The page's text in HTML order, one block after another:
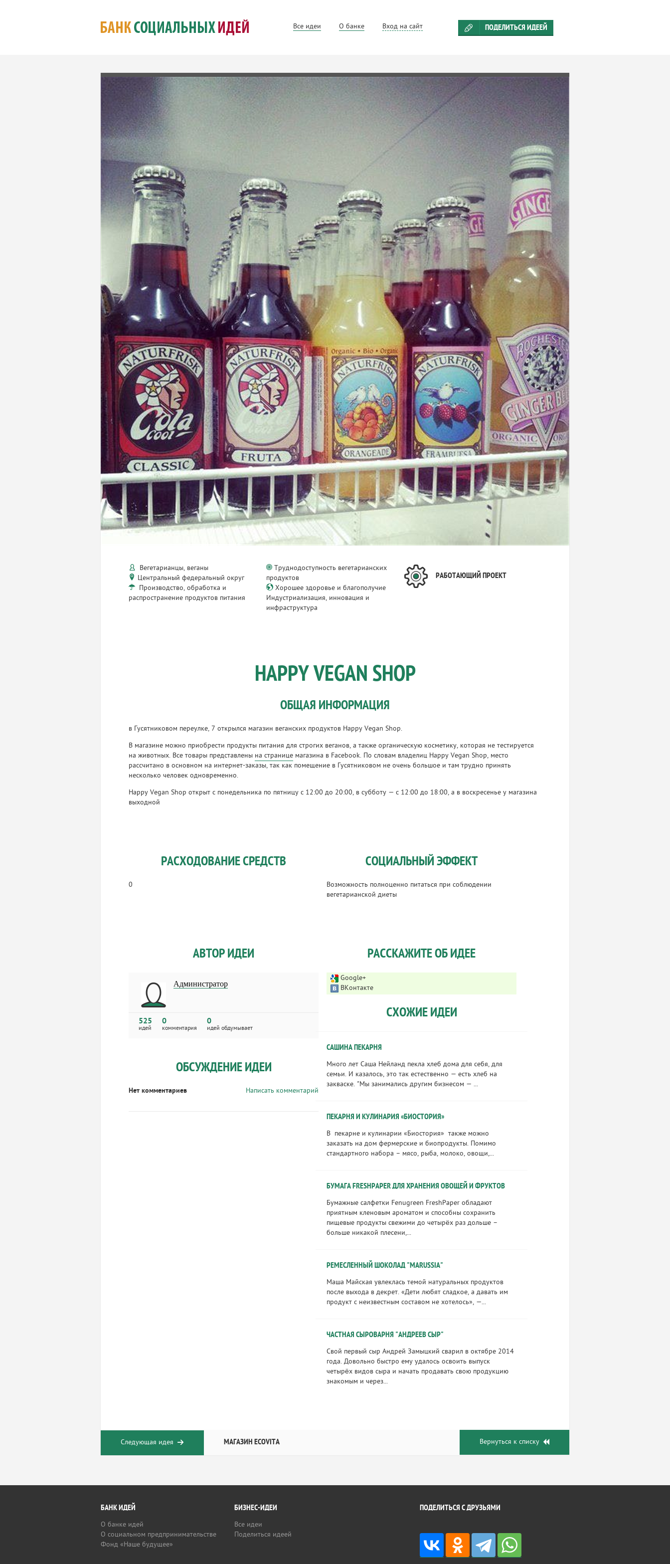
Все идеи О банке Вход на сайт ПОДЕЛИТЬСЯ ИДЕЕЙ
Вегетарианцы, веганы
Центральный федеральный округ
Производство, обработка и
распространение продуктов питания
Труднодоступность вегетарианских
продуктов
Хорошее здоровье и благополучие
Индустриализация, инновация и
инфраструктура
РАБОТАЮЩИЙ ПРОЕКТ
HAPPY VEGAN SHOP
ОБЩАЯ ИНФОРМАЦИЯ
в Гусятниковом переулке, 7 открылся магазин веганских продуктов Happy Vegan Shop.
В магазине можно приобрести продукты питания для строгих веганов, а также органическую косметику, которая не тестируется
на животных. Все товары представлены на странице магазина в Facebook. По словам владелиц Happy Vegan Shop, место
рассчитано в основном на интернет-заказы, так как помещение в Гусятниковом не очень большое и там трудно принять
несколько человек одновременно.
Happy Vegan Shop открыт с понедельника по пятницу с 12:00 до 20:00, в субботу — с 12:00 до 18:00, а в воскресенье у магазина
выходной
РАСХОДОВАНИЕ СРЕДСТВ
0
СОЦИАЛЬНЫЙ ЭФФЕКТ
Возможность полноценно питаться при соблюдении
вегетарианской диеты
АВТОР ИДЕИ
Администратор
525
идей
0
комментария
0
идей обдумывает
ОБСУЖДЕНИЕ ИДЕИ
Написать комментарий
Нет комментариев
РАССКАЖИТЕ ОБ ИДЕЕ
Google+
ВКонтакте
СХОЖИЕ ИДЕИ
САШИНА ПЕКАРНЯ
Много лет Саша Нейланд пекла хлеб дома для себя, для
семьи. И казалось, это так естественно — есть хлеб на
закваске. "Мы занимались другим бизнесом — ...
ПЕКАРНЯ И КУЛИНАРИЯ «БИОСТОРИЯ»
В пекарне и кулинарии «Биостория» также можно
заказать на дом фермерские и биопродукты. Помимо
стандартного набора – мясо, рыба, молоко, овощи,...
БУМАГА FRESHPAPER ДЛЯ ХРАНЕНИЯ ОВОЩЕЙ И ФРУКТОВ
Бумажные салфетки Fenugreen FreshPaper обладают
приятным кленовым ароматом и способны сохранить
пищевые продукты свежими до четырёх раз дольше –
больше никакой плесени,...
РЕМЕСЛЕННЫЙ ШОКОЛАД "MARUSSIA"
Маша Майская увлеклась темой натуральных продуктов
после выхода в декрет. «Дети любят сладкое, а давать им
продукт с неизвестным составом не хотелось», —...
ЧАСТНАЯ СЫРОВАРНЯ "АНДРЕЕВ СЫР"
Свой первый сыр Андрей Замыцкий сварил в октябре 2014
года. Довольно быстро ему удалось освоить выпуск
четырёх видов сыра и начать продавать свою продукцию
знакомым и через...
Следующая идея МАГАЗИН ECOVITA Вернуться к списку
БАНК ИДЕЙ
О банке идей
О социальном предпринимательстве
Фонд «Наше будущее»
БИЗНЕС-ИДЕИ
Все идеи
Поделиться идеей
ПОДЕЛИТЬСЯ С ДРУЗЬЯМИ